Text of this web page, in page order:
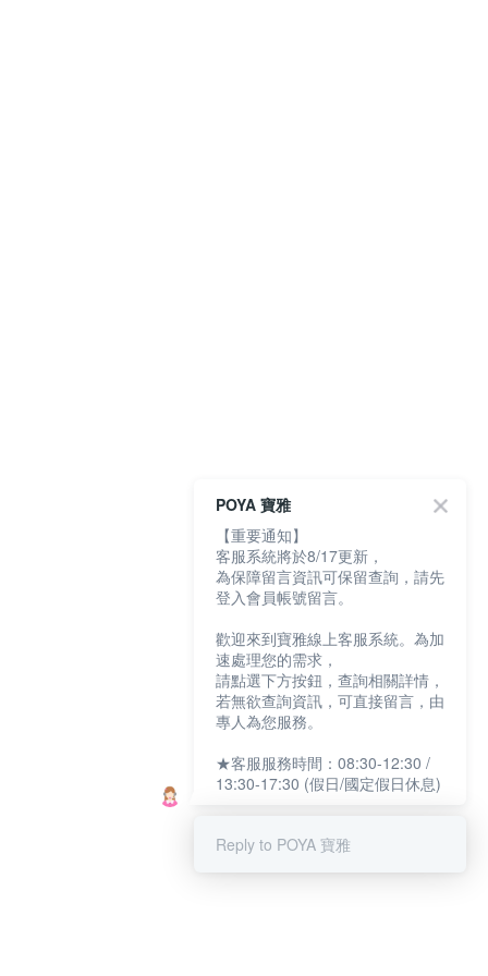
POYA 寶雅
【重要通知】
客服系統將於8/17更新，
為保障留言資訊可保留查詢，請先
登入會員帳號留言。
歡迎來到寶雅線上客服系統。為加
速處理您的需求，
請點選下方按鈕，查詢相關詳情，
若無欲查詢資訊，可直接留言，由
專人為您服務。
★客服服務時間：08:30-12:30 /
13:30-17:30 (假日/國定假日休息)
Reply to POYA 寶雅